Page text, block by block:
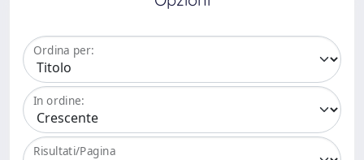
Ordina per:
In ordine:
Risultati/Pagina